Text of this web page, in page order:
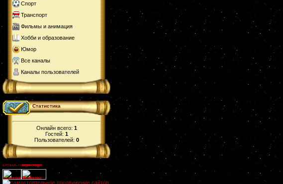
Спорт
Транспорт
Фильмы и анимация
Хобби и образование
Юмор
Все каналы
Каналы пользователей
Статистика
Онлайн всего: 1
Гостей: 1
Пользователей: 0